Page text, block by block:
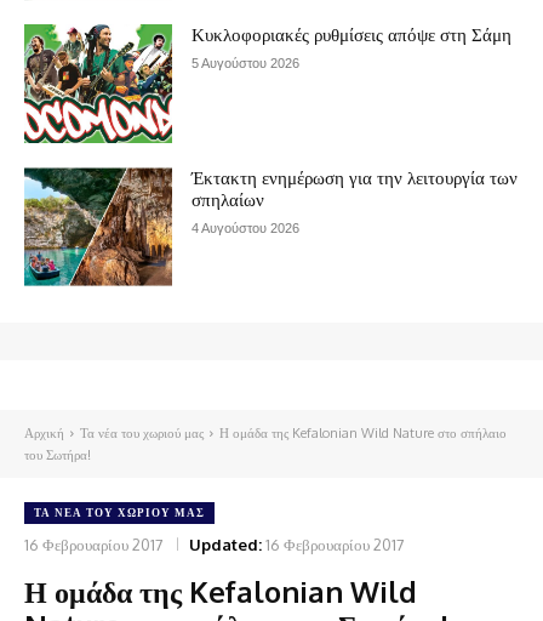
Κυκλοφοριακές ρυθμίσεις απόψε στη Σάμη
5 Αυγούστου 2026
Έκτακτη ενημέρωση για την λειτουργία των
σπηλαίων
4 Αυγούστου 2026